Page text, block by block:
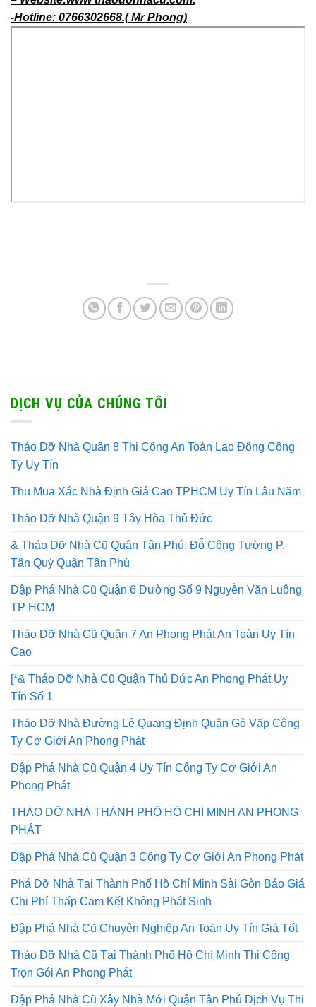
-Hotline: 0766302668.( Mr Phong)
DỊCH VỤ CỦA CHÚNG TÔI
Tháo Dỡ Nhà Quận 8 Thi Công An Toàn Lao Động Công
Ty Uy Tín
Thu Mua Xác Nhà Định Giá Cao TPHCM Uy Tín Lâu Năm
Tháo Dỡ Nhà Quận 9 Tây Hòa Thủ Đức
& Tháo Dỡ Nhà Cũ Quận Tân Phú, Đỗ Công Tường P.
Tân Quý Quận Tân Phú
Đập Phá Nhà Cũ Quận 6 Đường Số 9 Nguyễn Văn Luông
TP HCM
Tháo Dỡ Nhà Cũ Quận 7 An Phong Phát An Toàn Uy Tín
Cao
[*& Tháo Dỡ Nhà Cũ Quận Thủ Đức An Phong Phát Uy
Tín Số 1
Tháo Dỡ Nhà Đường Lê Quang Định Quận Gò Vấp Công
Ty Cơ Giới An Phong Phát
Đập Phá Nhà Cũ Quận 4 Uy Tín Công Ty Cơ Giới An
Phong Phát
THÁO DỠ NHÀ THÀNH PHỐ HỒ CHÍ MINH AN PHONG
PHÁT
Đập Phá Nhà Cũ Quận 3 Công Ty Cơ Giới An Phong Phát
Phá Dỡ Nhà Tại Thành Phố Hồ Chí Minh Sài Gòn Báo Giá
Chi Phí Thấp Cam Kết Không Phát Sinh
Đập Phá Nhà Cũ Chuyên Nghiệp An Toàn Uy Tín Giá Tốt
Tháo Dỡ Nhà Cũ Tại Thành Phố Hồ Chí Minh Thi Công
Trọn Gói An Phong Phát
Đập Phá Nhà Cũ Xây Nhà Mới Quận Tân Phú Dịch Vụ Thi